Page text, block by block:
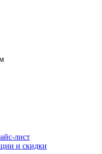
лист
и скидки